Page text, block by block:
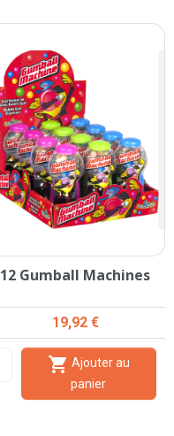
12 Gumball Machines
Prix
19,92 €

panier